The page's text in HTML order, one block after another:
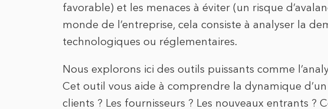
favorable) et les menaces à éviter (un risque
monde de l’entreprise, cela consiste à analyser la
technologiques ou réglementaires.
Nous explorons ici des outils puissants comme
Cet outil vous aide à comprendre la dynamique
clients ? Les fournisseurs ? Les nouveaux entrants ?